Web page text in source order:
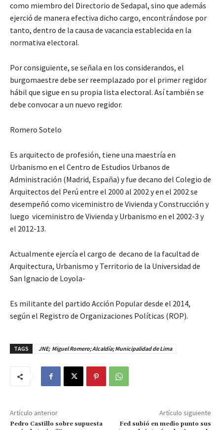
como miembro del Directorio de Sedapal, sino que además
ejerció de manera efectiva dicho cargo, encontrándose por
tanto, dentro de la causa de vacancia establecida en la
normativa electoral.
Por consiguiente, se señala en los considerandos, el
burgomaestre debe ser reemplazado por el primer regidor
hábil que sigue en su propia lista electoral. Así también se
debe convocar a un nuevo regidor.
Romero Sotelo
Es arquitecto de profesión, tiene una maestría en
Urbanismo en el Centro de Estudios Urbanos de
Administración (Madrid, España) y fue decano del Colegio de
Arquitectos del Perú entre el 2000 al 2002 y en el 2002 se
desempeñó como viceministro de Vivienda y Construcción y
luego viceministro de Vivienda y Urbanismo en el 2002-3 y
el 2012-13.
Actualmente ejercía el cargo de decano de la facultad de
Arquitectura, Urbanismo y Territorio de la Universidad de
San Ignacio de Loyola-
Es militante del partido Acción Popular desde el 2014,
según el Registro de Organizaciones Políticas (ROP).
TAGS JNE; Miguel Romero; Alcaldía; Municipalidad de Lima
Artículo anterior
Pedro Castillo sobre supuesta
Artículo siguiente
Fed subió en medio punto sus